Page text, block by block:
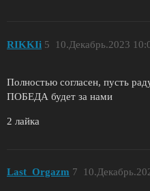
RIKKIi 10.Декабрь.2023
5
Полностью согласен, пусть
ПОБЕДА будет за нами
2 лайка
Last_Orgazm 7